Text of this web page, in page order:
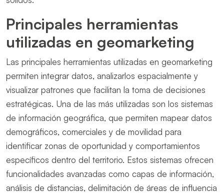
Principales herramientas
utilizadas en geomarketing
Las principales herramientas utilizadas en geomarketing
permiten integrar datos, analizarlos espacialmente y
visualizar patrones que facilitan la toma de decisiones
estratégicas. Una de las más utilizadas son los sistemas
de información geográfica, que permiten mapear datos
demográficos, comerciales y de movilidad para
identificar zonas de oportunidad y comportamientos
específicos dentro del territorio. Estos sistemas ofrecen
funcionalidades avanzadas como capas de información,
análisis de distancias, delimitación de áreas de influencia